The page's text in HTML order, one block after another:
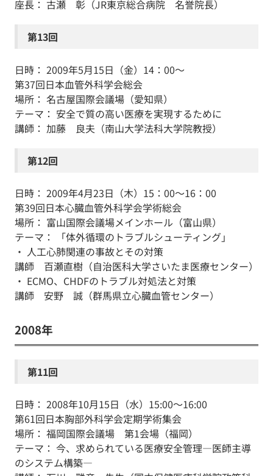
座長： 古瀬 彰（JR東京総合病院 名誉院長）
第13回
日時： 2009年5月15日（金）14：00～
第37回日本血管外科学会総会
場所： 名古屋国際会議場（愛知県）
テーマ： 安全で質の高い医療を実現するために
講師： 加藤 良夫（南山大学法科大学院教授）
第12回
日時： 2009年4月23日（木）15：00～16：00
第39回日本心臓血管外科学会学術総会
場所： 富山国際会議場メインホール（富山県）
テーマ： 「体外循環のトラブルシューティング」
・ 人工心肺関連の事故とその対策
講師 百瀬直樹（自治医科大学さいたま医療センター）
・ ECMO、CHDFのトラブル対処法と対策
講師 安野 誠（群馬県立心臓血管センター）
2008年
第11回
日時： 2008年10月15日（水）15:00～16:00
第61回日本胸部外科学会定期学術集会
場所： 福岡国際会議場 第1会場（福岡）
テーマ： 今、求められている医療安全管理―医師主導
のシステム構築―